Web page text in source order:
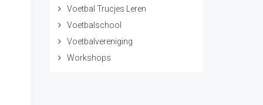
Voetbal Trucjes Leren
Voetbalschool
Voetbalvereniging
Workshops